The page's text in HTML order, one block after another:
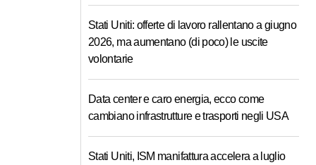
Stati Uniti: offerte di lavoro rallentano a giugno
2026, ma aumentano (di poco) le uscite
volontarie
Data center e caro energia, ecco come
cambiano infrastrutture e trasporti negli USA
Stati Uniti, ISM manifattura accelera a luglio